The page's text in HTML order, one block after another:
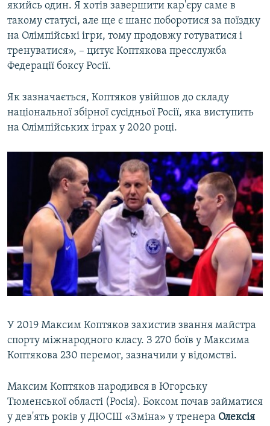
якийсь один. Я хотів завершити кар'єру саме в
такому статусі, але ще є шанс поборотися за поїздку
на Олімпійські ігри, тому продовжу готуватися і
тренуватися», – цитує Коптякова пресслужба
Федерації боксу Росії.
Як зазначається, Коптяков увійшов до складу
національної збірної сусідньої Росії, яка виступить
на Олімпійських іграх у 2020 році.
У 2019 Максим Коптяков захистив звання майстра
спорту міжнародного класу. З 270 боїв у Максима
Коптякова 230 перемог, зазначили у відомстві.
Максим Коптяков народився в Югорську
Тюменської області (Росія). Боксом почав займатися
у дев'ять років у ДЮСШ «Зміна» у тренера Олексія